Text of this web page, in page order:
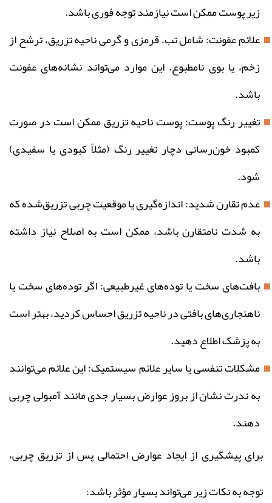
زیر پوست ممکن است نیازمند توجه فوری باشد.
علائم عفونت: شامل تب، قرمزی و گرمی ناحیه تزریق، ترشح از
زخم، یا بوی نامطبوع. این موارد می‌تواند نشانه‌های عفونت
باشد.
تغییر رنگ پوست: پوست ناحیه تزریق ممکن است در صورت
کمبود خون‌رسانی دچار تغییر رنگ (مثلاً کبودی یا سفیدی)
شود.
عدم تقارن شدید: اندازه‌گیری یا موقعیت چربی تزریق‌شده که
به شدت نامتقارن باشد، ممکن است به اصلاح نیاز داشته
باشد.
بافت‌های سخت یا توده‌های غیرطبیعی: اگر توده‌های سخت یا
ناهنجاری‌های بافتی در ناحیه تزریق احساس کردید، بهتر است
به پزشک اطلاع دهید.
مشکلات تنفسی یا سایر علائم سیستمیک: این علائم می‌توانند
به ندرت نشان از بروز عوارض بسیار جدی مانند آمبولی چربی
دهند.
برای پیشگیری از ایجاد عوارض احتمالی پس از تزریق چربی،
توجه به نکات زیر می‌تواند بسیار مؤثر باشد: